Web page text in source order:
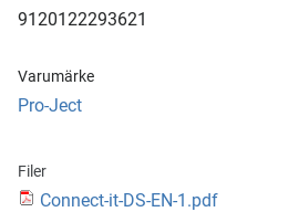
9120122293621
Varumärke
Pro-Ject
Filer
Connect-it-DS-EN-1.pdf